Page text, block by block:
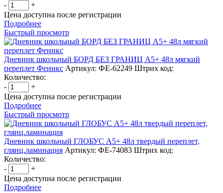
-
+
Цена доступна после регистрации
Подробнее
Быстрый просмотр
Дневник школьный БОРД БЕЗ ГРАНИЦ А5+ 48л мягкий
переплет Феникс Артикул: ФЕ-62249 Штрих код:
Количество:
-
+
Цена доступна после регистрации
Подробнее
Быстрый просмотр
Дневник школьный ГЛОБУС А5+ 48л твердый переплет,
глянц.ламинация Артикул: ФЕ-74083 Штрих код:
Количество:
-
+
Цена доступна после регистрации
Подробнее